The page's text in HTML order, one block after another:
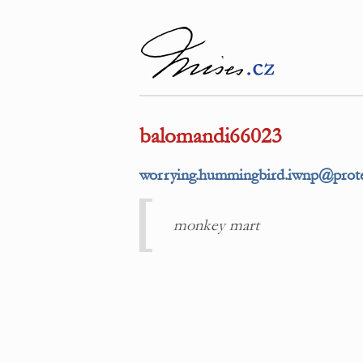
balomandi66023
monkey mart